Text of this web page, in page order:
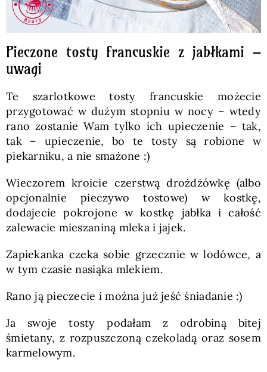
Pieczone tosty francuskie z jabłkami –
uwagi
Te szarlotkowe tosty francuskie możecie
przygotować w dużym stopniu w nocy – wtedy
rano zostanie Wam tylko ich upieczenie – tak,
tak – upieczenie, bo te tosty są robione w
piekarniku, a nie smażone :)
Wieczorem kroicie czerstwą drożdżówkę (albo
opcjonalnie pieczywo tostowe) w kostkę,
dodajecie pokrojone w kostkę jabłka i całość
zalewacie mieszaniną mleka i jajek.
Zapiekanka czeka sobie grzecznie w lodówce, a
w tym czasie nasiąka mlekiem.
Rano ją pieczecie i można już jeść śniadanie :)
Ja swoje tosty podałam z odrobiną bitej
śmietany, z rozpuszczoną czekoladą oraz sosem
karmelowym.